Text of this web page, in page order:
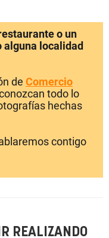
o un
alguna localidad
de Comercio
todo lo
hechas
contigo
REALIZANDO